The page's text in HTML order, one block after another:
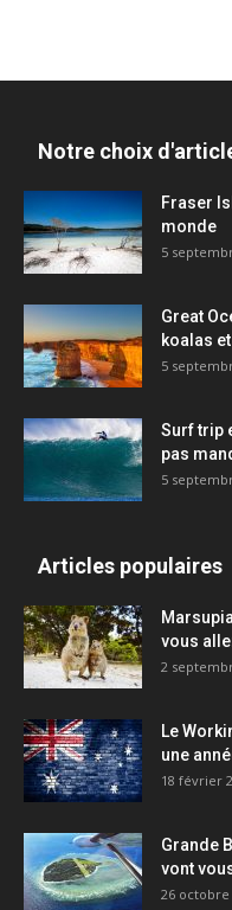
Notre choix
Fraser
monde
5
Great
koalas
5
Surf trip
pas
5
Articles populaires
vous
2
Le
une
18 février
Grande
vont
26 octobre